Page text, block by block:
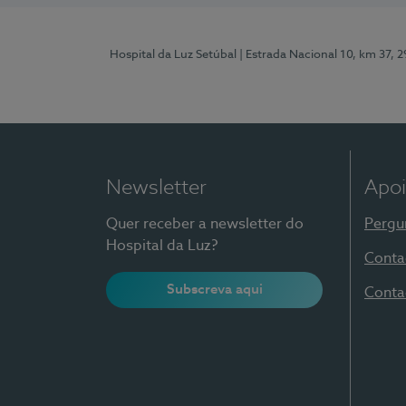
Hospital da Luz Setúbal | Estrada Nacional 10, km 37,
Newsletter
Quer receber a newsletter do
Hospital da Luz?
Subscreva aqui